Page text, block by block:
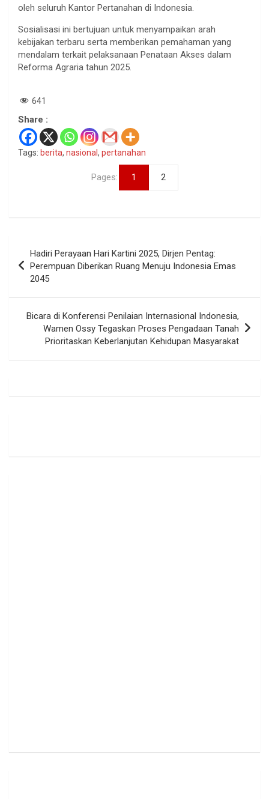
oleh seluruh Kantor Pertanahan di Indonesia.
Sosialisasi ini bertujuan untuk menyampaikan arah
kebijakan terbaru serta memberikan pemahaman yang
mendalam terkait pelaksanaan Penataan Akses dalam
Reforma Agraria tahun 2025.
641
Share :
Tags: berita, nasional , pertanahan
Pages: 1 2
pos
Hadiri Perayaan Hari Kartini 2025, Dirjen Pentag:
Perempuan Diberikan Ruang Menuju Indonesia Emas
2045
Bicara di Konferensi Penilaian Internasional Indonesia,
Wamen Ossy Tegaskan Proses Pengadaan Tanah
Prioritaskan Keberlanjutan Kehidupan Masyarakat